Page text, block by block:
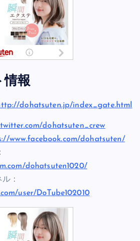
情報
dohatsuten.jp/index_gate.html
dohatsuten_crew
www.facebook.com/dohatsuten/
dohatsuten1020/
：
user/DoTube102010